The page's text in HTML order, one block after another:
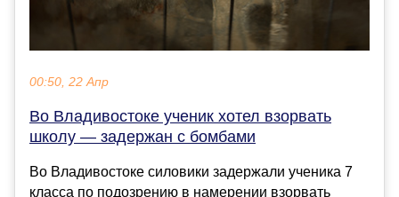
00:50, 22 Апр
Во Владивостоке ученик хотел взорвать
школу — задержан с бомбами
Во Владивостоке силовики задержали ученика 7
класса по подозрению в намерении взорвать